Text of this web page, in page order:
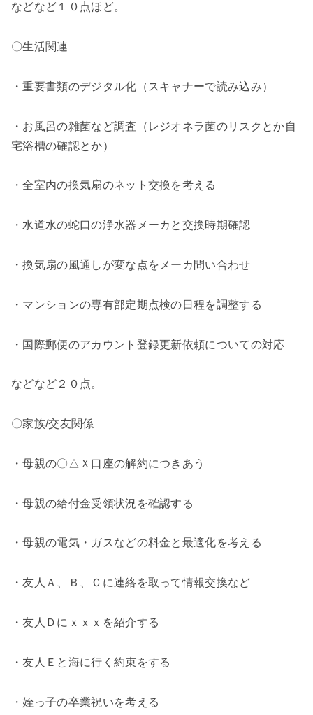
などなど１０点ほど。
〇生活関連
・重要書類のデジタル化（スキャナーで読み込み）
・お風呂の雑菌など調査（レジオネラ菌のリスクとか自
宅浴槽の確認とか）
・全室内の換気扇のネット交換を考える
・水道水の蛇口の浄水器メーカと交換時期確認
・換気扇の風通しが変な点をメーカ問い合わせ
・マンションの専有部定期点検の日程を調整する
・国際郵便のアカウント登録更新依頼についての対応
などなど２０点。
〇家族/交友関係
・母親の〇△Ｘ口座の解約につきあう
・母親の給付金受領状況を確認する
・母親の電気・ガスなどの料金と最適化を考える
・友人Ａ、Ｂ、Ｃに連絡を取って情報交換など
・友人Ｄにｘｘｘを紹介する
・友人Ｅと海に行く約束をする
・姪っ子の卒業祝いを考える